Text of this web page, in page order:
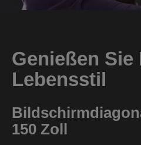
Genießen Sie
Lebensstil
150 Zoll